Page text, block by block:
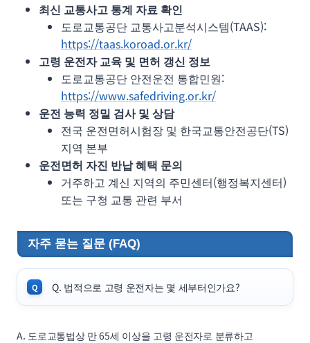
최신 교통사고 통계 자료 확인
도로교통공단 교통사고분석시스템(TAAS):
https://taas.koroad.or.kr/
고령 운전자 교육 및 면허 갱신 정보
도로교통공단 안전운전 통합민원:
https://www.safedriving.or.kr/
운전 능력 정밀 검사 및 상담
전국 운전면허시험장 및 한국교통안전공단(TS)
지역 본부
운전면허 자진 반납 혜택 문의
거주하고 계신 지역의 주민센터(행정복지센터)
또는 구청 교통 관련 부서
자주 묻는 질문 (FAQ)
Q. 법적으로 고령 운전자는 몇 세부터인가요?
A. 도로교통법상 만 65세 이상을 고령 운전자로 분류하고